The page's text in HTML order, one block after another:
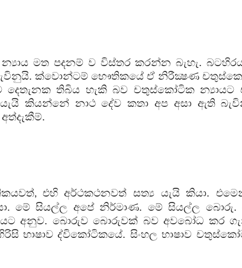
මත පදනම් ව විස්තර කරන්න බැහැ.
ක්වොන්ටම් භෞතිකයේ ඒ නිරීක්‍ෂණ
තිබිය හැකි බව චතුස්කෝටික න්‍යායට
කියන්නේ නාථ දේව කතා අප අසා ඇති
, එහි අර්ථකථනවත් සත්‍ය යැයි කියා.
මේ සියල්ල අපේ නිර්මාණ. මේ සියල්ල
අනුව. බොරුව බොරුවක් බව අවබෝධ කර
භාෂාව ද්විකෝටිකයේ. සිංහල භාෂාව